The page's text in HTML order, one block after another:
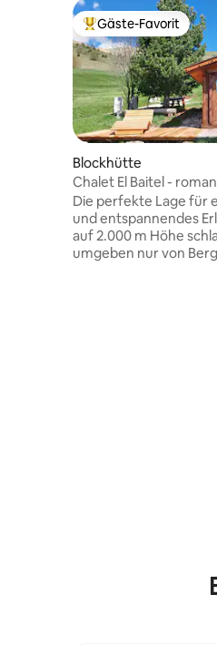
Beliebter Gäste-Favorit.
Gäste-Favorit
Blockhütte
Chalet El Baitel -
Alpe Lusia
Die perfekte Lage für
und entspannendes
auf 2.000 m Höhe
umgeben nur von